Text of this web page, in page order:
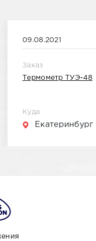
09.08.2021
Заказ
Термометр ТУЭ-48
Куда
Екатеринбург